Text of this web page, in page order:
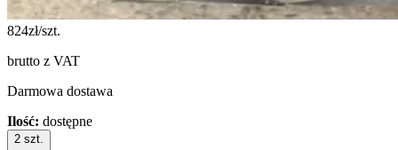
824zł/szt.
brutto z VAT
Darmowa dostawa
Ilość: dostępne
2 szt.